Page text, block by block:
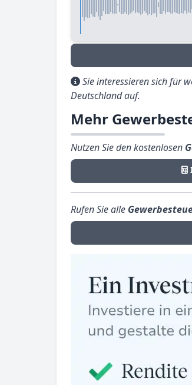
Sie interessieren sich für
Deutschland auf.
Mehr
Nutzen Sie den kostenlosen
Rufen Sie alle